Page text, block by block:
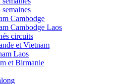
Cambodge
Cambodge Laos
circuits
et Vietnam
Laos
et Birmanie